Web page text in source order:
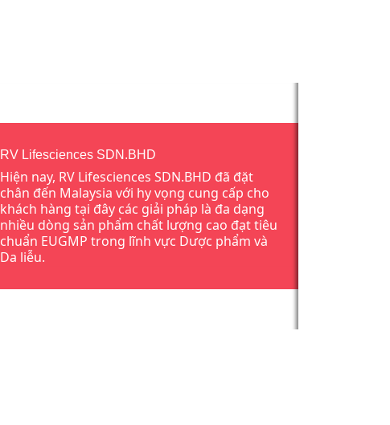
RV Lifesciences SDN.BHD
Hiện nay, RV Lifesciences SDN.BHD đã đặt
chân đến Malaysia với hy vọng cung cấp cho
khách hàng tại đây các giải pháp là đa dạng
nhiều dòng sản phẩm chất lượng cao đạt tiêu
chuẩn EUGMP trong lĩnh vực Dược phẩm và
Da liễu.